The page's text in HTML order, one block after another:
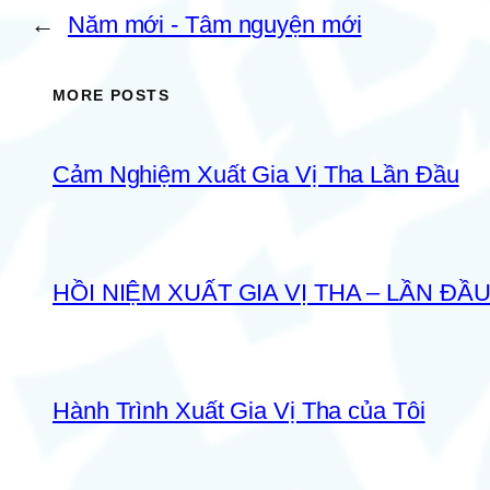
← Năm mới - Tâm nguyện mới
MORE POSTS
Cảm Nghiệm Xuất Gia Vị Tha Lần Đầu
HỒI NIỆM XUẤT GIA VỊ THA – LẦN ĐẦU
Hành Trình Xuất Gia Vị Tha của Tôi